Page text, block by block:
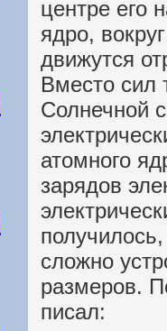
центре его
ядро,
движутся
Вместо сил
Солнечной
атомного
зарядов
сложно
размеров.
писал: